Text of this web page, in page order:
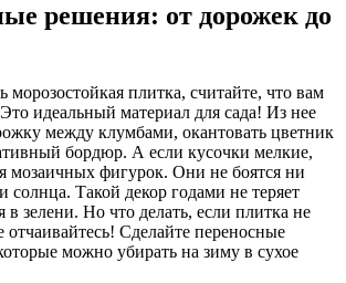
решения: от дорожек до
морозостойкая плитка, считайте, что вам
идеальный материал для сада! Из нее
между клумбами, окантовать цветник
бордюр. А если кусочки мелкие,
мозаичных фигурок. Они не боятся ни
солнца. Такой декор годами не теряет
в зелени. Но что делать, если плитка не
отчаивайтесь! Сделайте переносные
можно убирать на зиму в сухое